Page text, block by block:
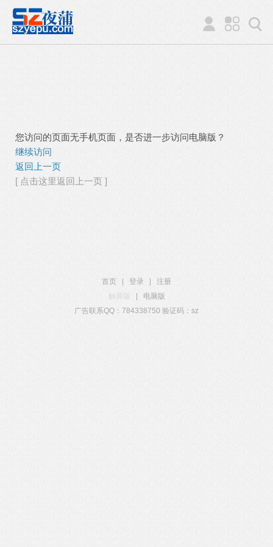
您访问的页面无手机页面，是否进一步访问电脑版？
继续访问
返回上一页
[ 点击这里返回上一页 ]
首页 登录
注册
触屏版
电脑版
广告联系QQ：784338750 验证码：sz